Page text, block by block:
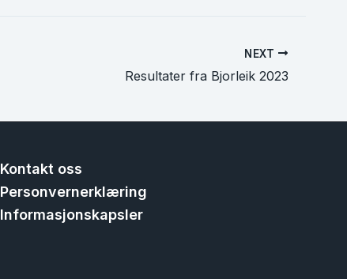
NEXT
Resultater fra Bjorleik 2023
Kontakt oss
Personvernerklæring
Informasjonskapsler